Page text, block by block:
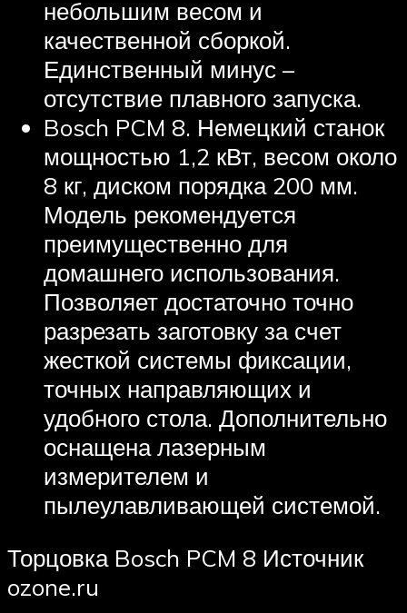
небольшим весом и
качественной сборкой.
Единственный минус –
отсутствие плавного запуска.
Bosch PCM 8. Немецкий станок
мощностью 1,2 кВт, весом около
8 кг, диском порядка 200 мм.
Модель рекомендуется
преимущественно для
домашнего использования.
Позволяет достаточно точно
разрезать заготовку за счет
жесткой системы фиксации,
точных направляющих и
удобного стола. Дополнительно
оснащена лазерным
измерителем и
пылеулавливающей системой.
Торцовка Bosch PCM 8 Источник
ozone.ru